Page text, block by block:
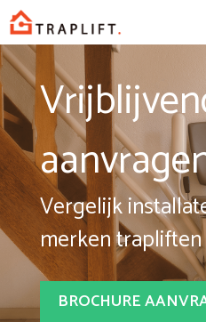
Spring
naar
inhoud
Vergelijk
merken trapliften
BROCHURE